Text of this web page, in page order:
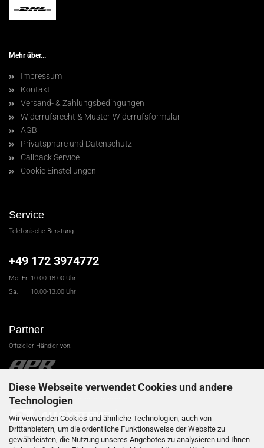
Diese Webseite verwendet Cookies und andere
Technologien
Wir verwenden Cookies und ähnliche Technologien, auch von
Drittanbietern, um die ordentliche Funktionsweise der Website zu
gewährleisten, die Nutzung unseres Angebotes zu analysieren und Ihnen
Mehr über...
Impressum
Kontakt
Versand- & Zahlungsbedingungen
Widerrufsrecht & Muster-Widerrufsformular
AGB
Privatsphäre und Datenschutz
Callback Service
Cookie Einstellungen
Service
Telefonische Beratung.
+49 172 3974772
Mo.-Fr. 10.00-18.00 Uhr
Sa. 10.00-13.00 Uhr
Partner
Offizieller Händler von.
.....................................................................
Carl-Schiffner-Str. 9